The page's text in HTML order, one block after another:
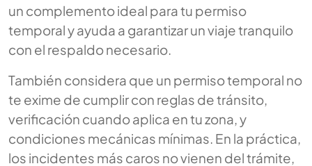
un complemento ideal para tu permiso
temporal y ayuda a garantizar un viaje tranquilo
con el respaldo necesario.
También considera que un permiso temporal no
te exime de cumplir con reglas de tránsito,
verificación cuando aplica en tu zona, y
condiciones mecánicas mínimas. En la práctica,
los incidentes más caros no vienen del trámite,